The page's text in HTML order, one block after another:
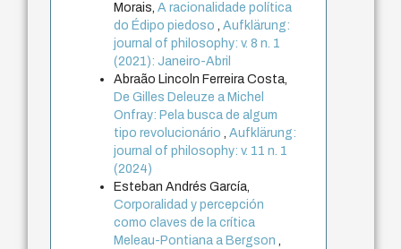
Morais,A racionalidade política
do Édipo piedoso,Aufklärung:
journal of philosophy: v. 8 n. 1
(2021): Janeiro-Abril
Abraão Lincoln Ferreira Costa,
De Gilles Deleuze a Michel
Onfray: Pela busca de algum
tipo revolucionário,Aufklärung:
journal of philosophy: v. 11 n. 1
(2024)
Esteban Andrés García,
Corporalidad y percepción
como claves de la crítica
Meleau-Pontiana a Bergson,